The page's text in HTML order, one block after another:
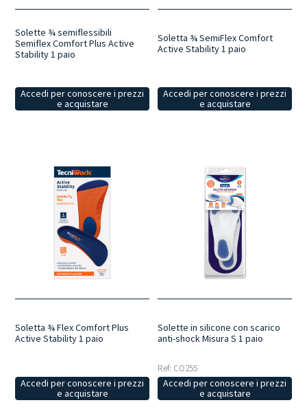
Solette ¾ semiflessibili
Semiflex Comfort Plus Active
Stability 1 paio
Accedi per conoscere i prezzi
e acquistare
Soletta ¾ SemiFlex Comfort
Active Stability 1 paio
Accedi per conoscere i prezzi
e acquistare
Soletta ¾ Flex Comfort Plus
Active Stability 1 paio
Accedi per conoscere i prezzi
e acquistare
Solette in silicone con scarico
anti-shock Misura S 1 paio
Ref: CO255
Accedi per conoscere i prezzi
e acquistare